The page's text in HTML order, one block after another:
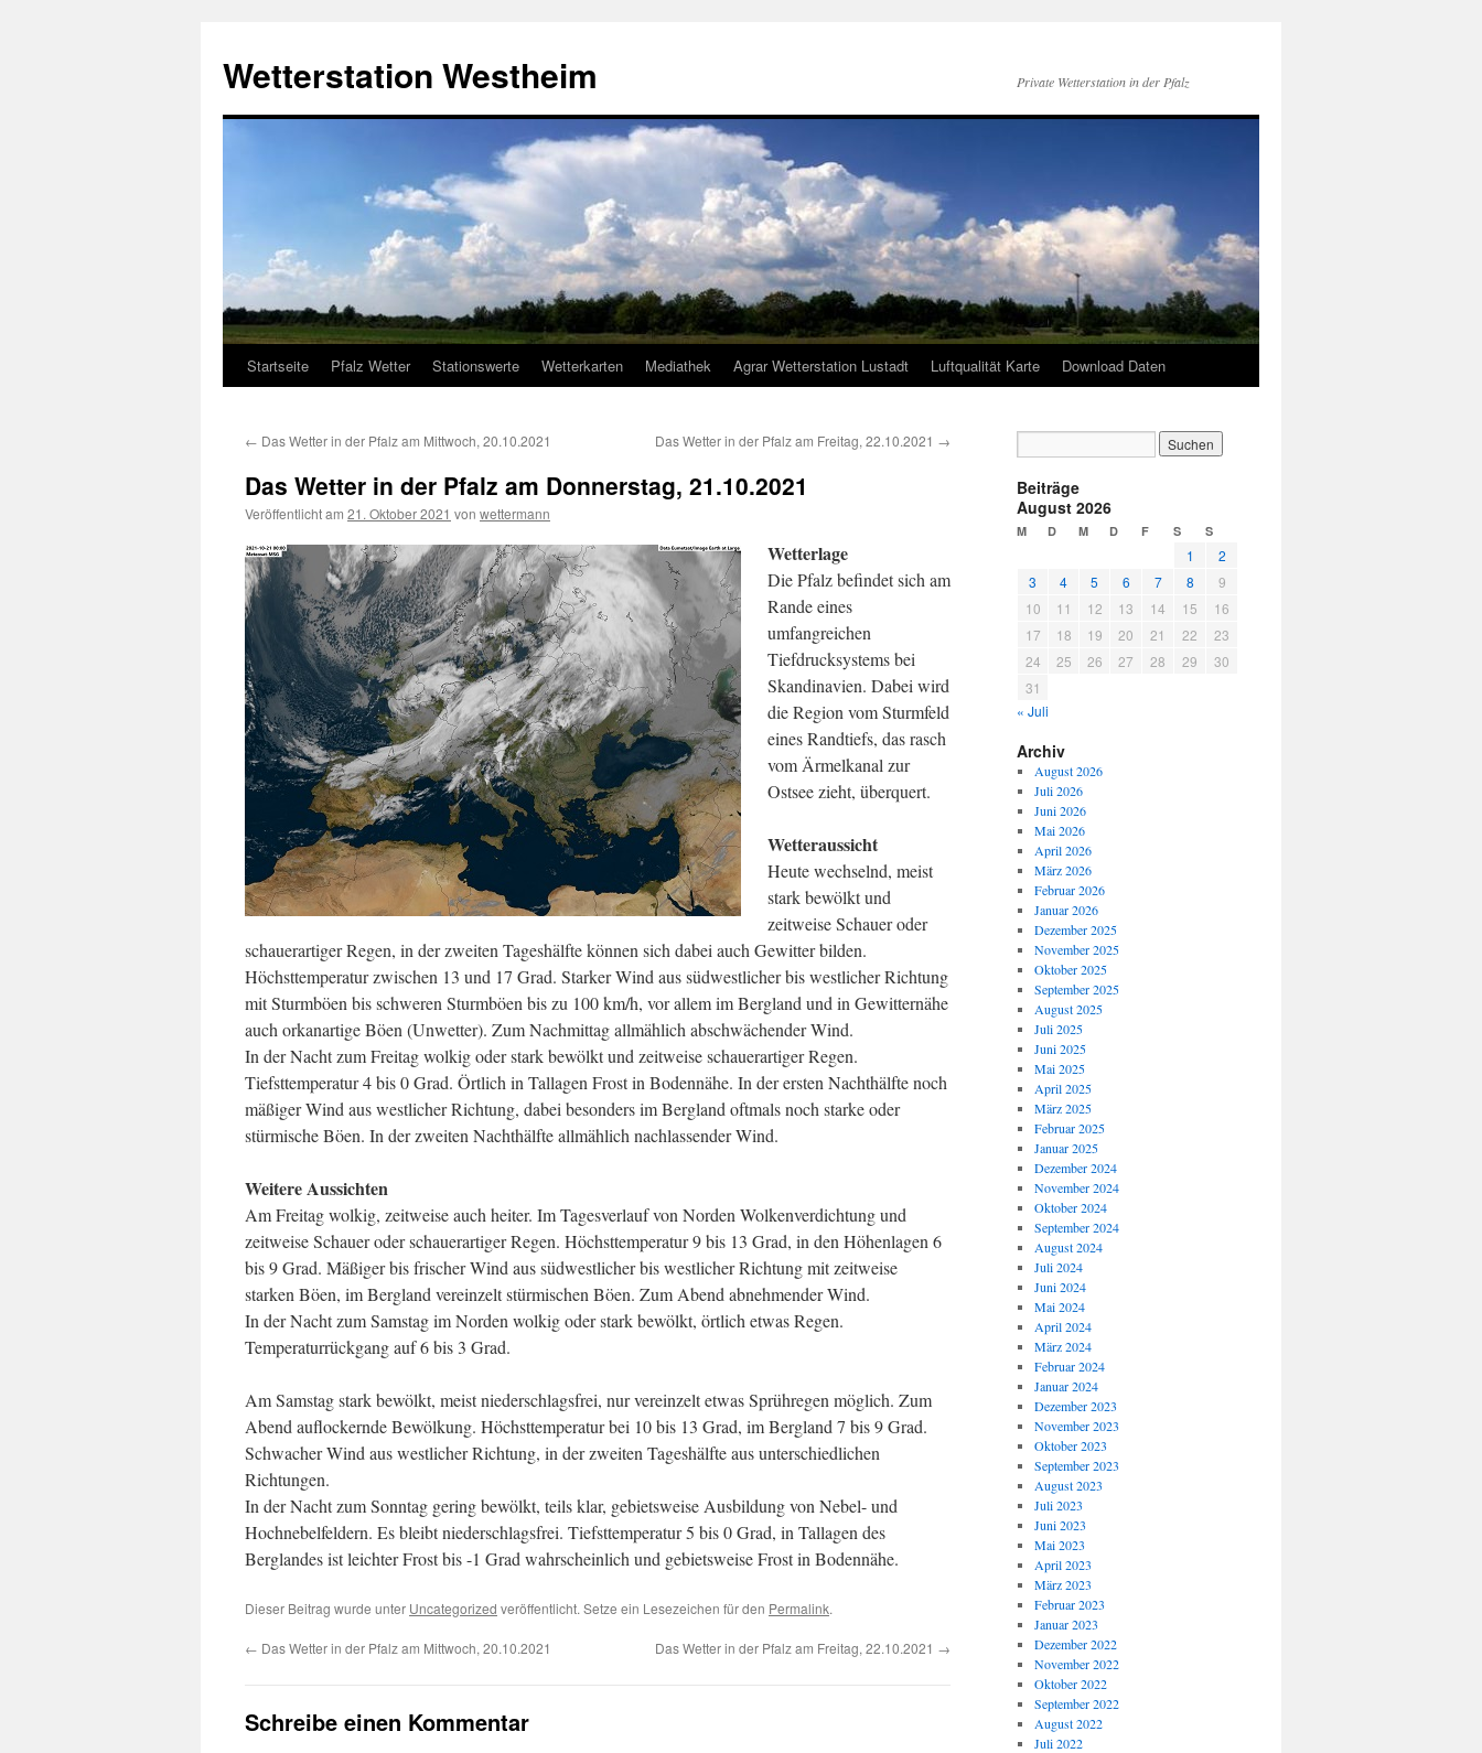
springen
Wetterstation Westheim Private Wetterstation in der Pfalz
Startseite Pfalz Wetter Stationswerte Wetterkarten Mediathek Agrar Wetterstation Lustadt Luftqualität Karte Download Daten
← Das Wetter in der Pfalz am Mittwoch, 20.10.2021 Das Wetter in der Pfalz am Freitag, 22.10.2021 →
Das Wetter in der Pfalz am Donnerstag, 21.10.2021
Veröffentlicht am 21. Oktober 2021 von wettermann
Wetterlage
Die Pfalz befindet sich am
Rande eines
umfangreichen
Tiefdrucksystems bei
Skandinavien. Dabei wird
die Region vom Sturmfeld
eines Randtiefs, das rasch
vom Ärmelkanal zur
Ostsee zieht, überquert.
Wetteraussicht
Heute wechselnd, meist
stark bewölkt und
zeitweise Schauer oder
schauerartiger Regen, in der zweiten Tageshälfte können sich dabei auch Gewitter bilden.
Höchsttemperatur zwischen 13 und 17 Grad. Starker Wind aus südwestlicher bis westlicher Richtung
mit Sturmböen bis schweren Sturmböen bis zu 100 km/h, vor allem im Bergland und in Gewitternähe
auch orkanartige Böen (Unwetter). Zum Nachmittag allmählich abschwächender Wind.
In der Nacht zum Freitag wolkig oder stark bewölkt und zeitweise schauerartiger Regen.
Tiefsttemperatur 4 bis 0 Grad. Örtlich in Tallagen Frost in Bodennähe. In der ersten Nachthälfte noch
mäßiger Wind aus westlicher Richtung, dabei besonders im Bergland oftmals noch starke oder
stürmische Böen. In der zweiten Nachthälfte allmählich nachlassender Wind.
Weitere Aussichten
Am Freitag wolkig, zeitweise auch heiter. Im Tagesverlauf von Norden Wolkenverdichtung und
zeitweise Schauer oder schauerartiger Regen. Höchsttemperatur 9 bis 13 Grad, in den Höhenlagen 6
bis 9 Grad. Mäßiger bis frischer Wind aus südwestlicher bis westlicher Richtung mit zeitweise
starken Böen, im Bergland vereinzelt stürmischen Böen. Zum Abend abnehmender Wind.
In der Nacht zum Samstag im Norden wolkig oder stark bewölkt, örtlich etwas Regen.
Temperaturrückgang auf 6 bis 3 Grad.
Am Samstag stark bewölkt, meist niederschlagsfrei, nur vereinzelt etwas Sprühregen möglich. Zum
Abend auflockernde Bewölkung. Höchsttemperatur bei 10 bis 13 Grad, im Bergland 7 bis 9 Grad.
Schwacher Wind aus westlicher Richtung, in der zweiten Tageshälfte aus unterschiedlichen
Richtungen.
In der Nacht zum Sonntag gering bewölkt, teils klar, gebietsweise Ausbildung von Nebel- und
Hochnebelfeldern. Es bleibt niederschlagsfrei. Tiefsttemperatur 5 bis 0 Grad, in Tallagen des
Berglandes ist leichter Frost bis -1 Grad wahrscheinlich und gebietsweise Frost in Bodennähe.
Dieser Beitrag wurde unter Uncategorized veröffentlicht. Setze ein Lesezeichen für den Permalink.
← Das Wetter in der Pfalz am Mittwoch, 20.10.2021 Das Wetter in der Pfalz am Freitag, 22.10.2021 →
Schreibe einen Kommentar
Beiträge
August 2026
M D M D F S S
1
2
3
4 5 6 7 8
9
10
11 12 13 14 15
16
17
18 19 20 21 22
23
24
25 26 27 28 29
30
31
« Juli
Archiv
August 2026
Juli 2026
Juni 2026
Mai 2026
April 2026
März 2026
Februar 2026
Januar 2026
Dezember 2025
November 2025
Oktober 2025
September 2025
August 2025
Juli 2025
Juni 2025
Mai 2025
April 2025
März 2025
Februar 2025
Januar 2025
Dezember 2024
November 2024
Oktober 2024
September 2024
August 2024
Juli 2024
Juni 2024
Mai 2024
April 2024
März 2024
Februar 2024
Januar 2024
Dezember 2023
November 2023
Oktober 2023
September 2023
August 2023
Juli 2023
Juni 2023
Mai 2023
April 2023
März 2023
Februar 2023
Januar 2023
Dezember 2022
November 2022
Oktober 2022
September 2022
August 2022
Juli 2022